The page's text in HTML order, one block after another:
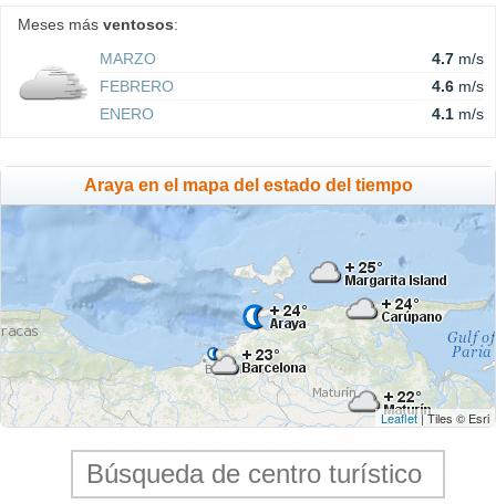
Meses más ventosos:
MARZO
4.7 m/s
FEBRERO
4.6 m/s
ENERO
4.1 m/s
Araya en el mapa del estado del tiempo
Leaflet| Tiles © Esri